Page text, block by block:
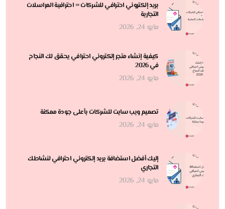
بريد إلكتروني احترافي للشركات = احترافية المراسلات
التجارية
مايو 24, 2026
كيفية إنشاء متجر إلكتروني احترافي يحقق لك النجاح
في 2026
مايو 24, 2026
تصميم ويب سايت للشركات بأعلى جودة ممكنة
مايو 24, 2026
إليك أفضل استضافة بريد إلكتروني احترافي لنشاطك
التجاري
مايو 24, 2026